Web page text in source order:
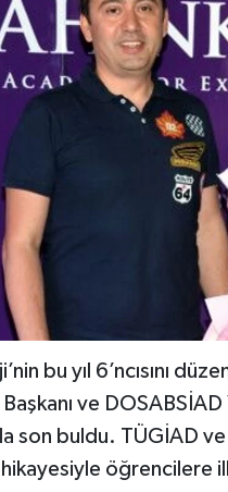
bu yıl 6’ncısını
ve
son buldu. TÜGİAD ve
hikayesiyle öğrencilere